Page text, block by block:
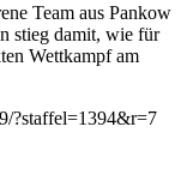
Team aus Pankow
stieg damit, wie für
Wettkampf am
?staffel=1394&r=7